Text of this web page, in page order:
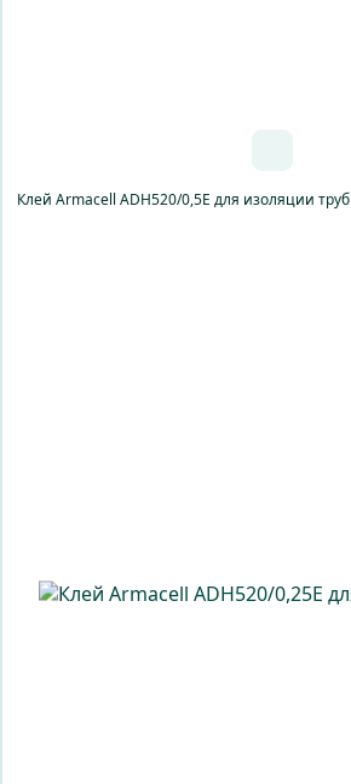
Клей Armacell ADH520/0,5E для изоляции труб